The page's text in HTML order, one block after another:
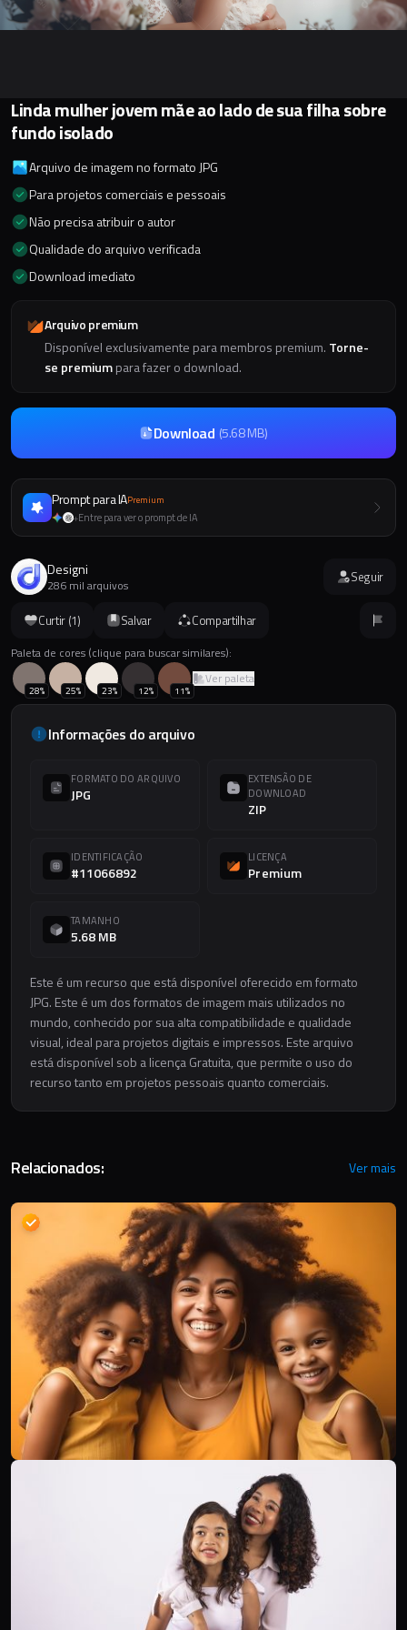
Curtir (1) Salvar Compartilhar
Paleta de cores (clique para buscar similares):
28% 25% 23% 12% 11%
Ver paleta
Informações do arquivo
FORMATO DO ARQUIVO
JPG
EXTENSÃO DE
DOWNLOAD
ZIP
IDENTIFICAÇÃO
#11066892
LICENÇA
Premium
TAMANHO
5.68 MB
Este é um recurso que está disponível oferecido em formato
JPG. Este é um dos formatos de imagem mais utilizados no
mundo, conhecido por sua alta compatibilidade e qualidade
visual, ideal para projetos digitais e impressos. Este arquivo
está disponível sob a licença Gratuita, que permite o uso do
recurso tanto em projetos pessoais quanto comerciais.
Linda mulher jovem mãe ao lado de sua filha sobre
fundo isolado
Arquivo de imagem no formato JPG
Para projetos comerciais e pessoais
Não precisa atribuir o autor
Qualidade do arquivo verificada
Download imediato
Arquivo premium
Disponível exclusivamente para membros premium. Torne-
se premiumpara fazer o download.
Download (5.68 MB)
Prompt para IAPremium
+Entre para ver o prompt de IA
Designi
286 mil arquivos Seguir
Relacionados: Ver mais